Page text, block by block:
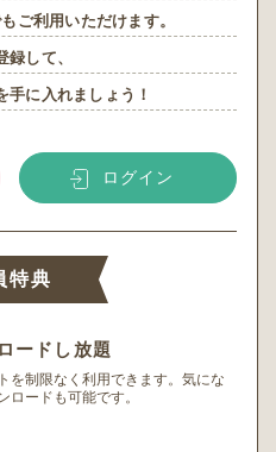
ご利用いただけます。
録して、
手に入れましょう！
ログイン
特典
ードし放題
を制限なく利用できます。 気にな
ロードも可能です。